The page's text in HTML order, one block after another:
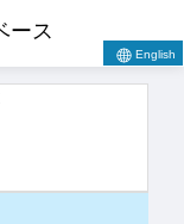
ース
English